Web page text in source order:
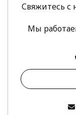
Свяжитесь
Мы